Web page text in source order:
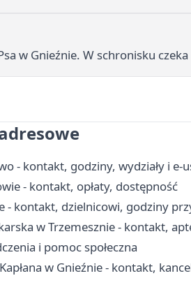
w Gnieźnie. W schronisku
- kontakt, godziny, wydziały i e-
- kontakt, opłaty, dostępność
- kontakt, dzielnicowi, godziny
w Trzemesznie - kontakt,
i pomoc społeczna
w Gnieźnie - kontakt,